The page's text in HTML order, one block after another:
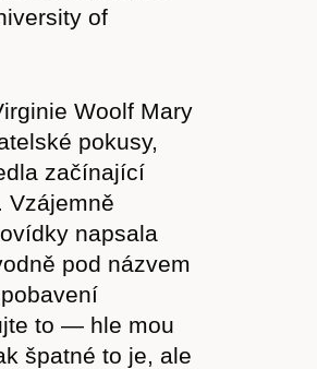
of
Woolf Mary
pokusy,
začínající
Vzájemně
napsala
pod názvem
to — hle mou
špatné to je, ale